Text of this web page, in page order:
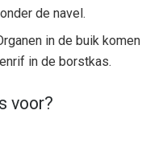
de navel.
in de buik komen
in de borstkas.
voor?